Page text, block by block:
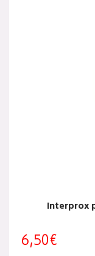
Interprox
6,50€